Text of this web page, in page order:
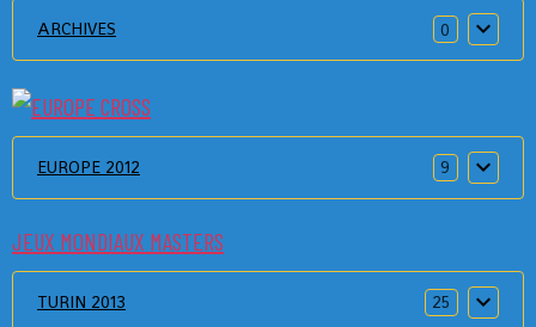
ARCHIVES 0
EUROPE 2012 9
JEUX MONDIAUX MASTERS
TURIN 2013 25